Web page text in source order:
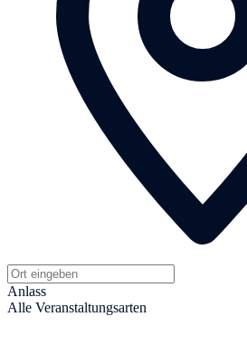
Anlass
Alle Veranstaltungsarten